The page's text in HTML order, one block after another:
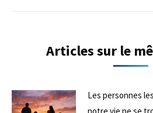
Articles sur le
Les personnes